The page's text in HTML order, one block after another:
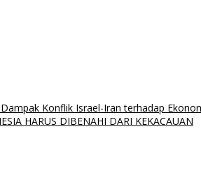
Konflik Israel-Iran terhadap
HARUS DIBENAHI DARI KEKACAUAN